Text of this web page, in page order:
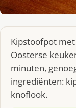
Kipstoofpot
Oosterse
minuten,
ingrediënten:
knoflook.